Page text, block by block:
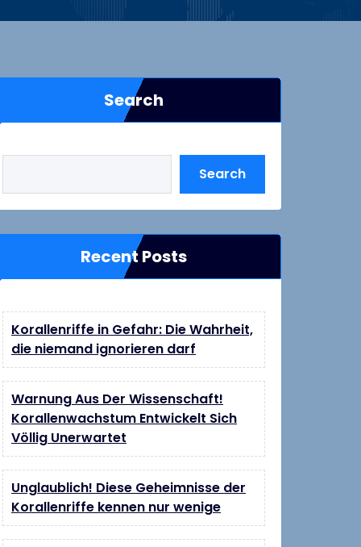
Search
Search
Recent Posts
Korallenriffe in Gefahr: Die Wahrheit,
die niemand ignorieren darf
Warnung Aus Der Wissenschaft!
Korallenwachstum Entwickelt Sich
Völlig Unerwartet
Unglaublich! Diese Geheimnisse der
Korallenriffe kennen nur wenige